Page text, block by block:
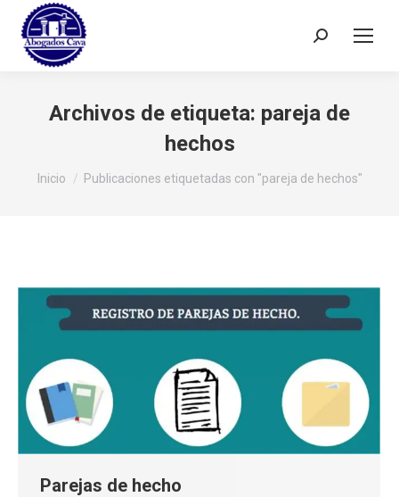
Buscar:
Archivos de etiqueta: pareja de
hechos
Estás aquí:
Inicio Publicaciones etiquetadas con "pareja de hechos"
Parejas de hecho